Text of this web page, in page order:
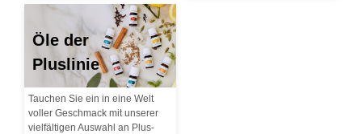
Öle der
Pluslinie
Tauchen Sie ein in eine Welt
voller Geschmack mit unserer
vielfältigen Auswahl an Plus-